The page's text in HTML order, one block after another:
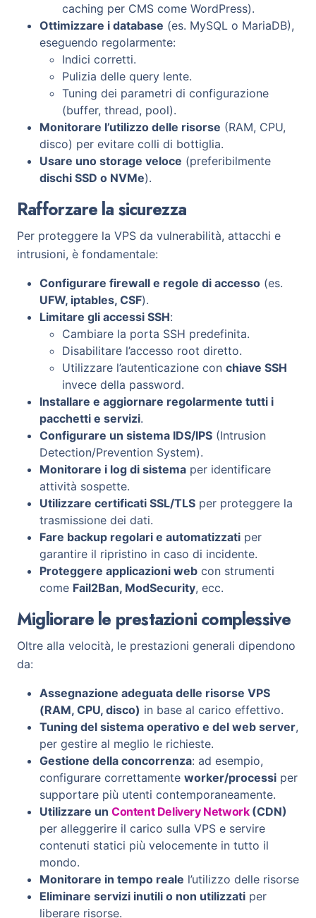
caching per CMS come WordPress).
Ottimizzare i database (es. MySQL o MariaDB),
eseguendo regolarmente:
Indici corretti.
Pulizia delle query lente.
Tuning dei parametri di configurazione
(buffer, thread, pool).
Monitorare l’utilizzo delle risorse (RAM, CPU,
disco) per evitare colli di bottiglia.
Usare uno storage veloce (preferibilmente
dischi SSD o NVMe).
Rafforzare la sicurezza
Per proteggere la VPS da vulnerabilità, attacchi e
intrusioni, è fondamentale:
Configurare firewall e regole di accesso (es.
UFW, iptables, CSF).
Limitare gli accessi SSH:
Cambiare la porta SSH predefinita.
Disabilitare l’accesso root diretto.
Utilizzare l’autenticazione con chiave SSH
invece della password.
Installare e aggiornare regolarmente tutti i
pacchetti e servizi.
Configurare un sistema IDS/IPS (Intrusion
Detection/Prevention System).
Monitorare i log di sistema per identificare
attività sospette.
Utilizzare certificati SSL/TLS per proteggere la
trasmissione dei dati.
Fare backup regolari e automatizzati per
garantire il ripristino in caso di incidente.
Proteggere applicazioni web con strumenti
come Fail2Ban, ModSecurity, ecc.
Migliorare le prestazioni complessive
Oltre alla velocità, le prestazioni generali dipendono
da:
Assegnazione adeguata delle risorse VPS
(RAM, CPU, disco) in base al carico effettivo.
Tuning del sistema operativo e del web server,
per gestire al meglio le richieste.
Gestione della concorrenza: ad esempio,
configurare correttamente worker/processi per
supportare più utenti contemporaneamente.
Utilizzare un Content Delivery Network(CDN)
per alleggerire il carico sulla VPS e servire
contenuti statici più velocemente in tutto il
mondo.
Monitorare in tempo reale l’utilizzo delle risorse
Eliminare servizi inutili o non utilizzati per
liberare risorse.